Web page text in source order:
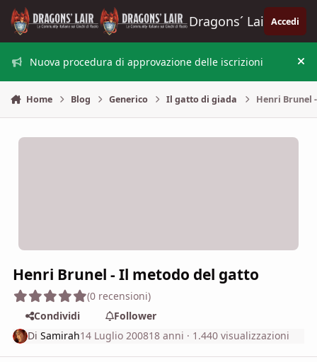
Vai al contenuto
Dragons´ Lair Accedi
Nuova procedura di approvazione delle iscrizioni
Home Blog Generico Il gatto di giada Henri Brunel
Henri Brunel - Il metodo del gatto
(0 recensioni)
Condividi
Follower
DiSamirah14 Luglio 200818 anni · 1.440 visualizzazioni